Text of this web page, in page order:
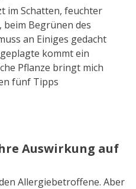
im Schatten, feuchter
beim Begrünen des
an Einiges gedacht
kommt ein
Pflanze bringt mich
fünf Tipps
Auswirkung auf
Allergiebetroffene. Aber